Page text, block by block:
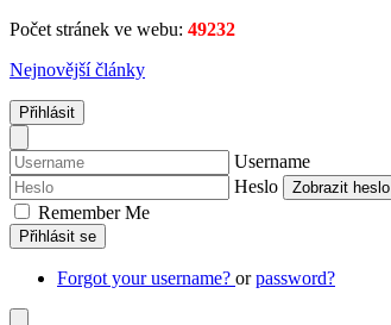
Počet stránek ve webu: 49232
Nejnovější články
Přihlásit
Username
Heslo
Zobrazit heslo
Remember Me
Přihlásit se
Forgot your username? orpassword?